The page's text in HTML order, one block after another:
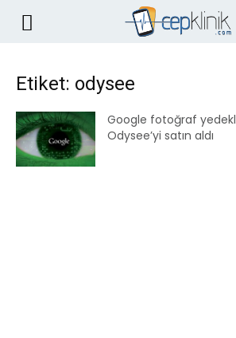
Etiket: odysee
Google fotoğraf
Odysee’yi satın aldı